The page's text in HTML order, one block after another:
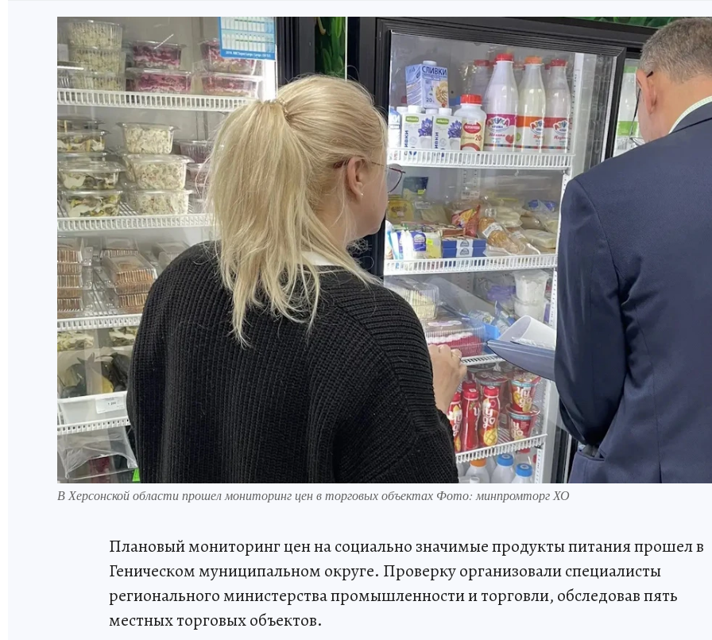
В Херсонской области прошел мониторинг цен в торговых объектах Фото: минпромторг ХО
Плановый мониторинг цен на социально значимые продукты питания прошел в
Геническом муниципальном округе. Проверку организовали специалисты
регионального министерства промышленности и торговли, обследовав пять
местных торговых объектов.